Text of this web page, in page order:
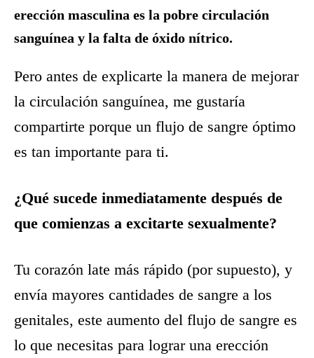
erección masculina es la pobre circulación
sanguínea y la falta de óxido nítrico.
Pero antes de explicarte la manera de mejorar
la circulación sanguínea, me gustaría
compartirte porque un flujo de sangre óptimo
es tan importante para ti.
¿Qué sucede inmediatamente después de
que comienzas a excitarte sexualmente?
Tu corazón late más rápido (por supuesto), y
envía mayores cantidades de sangre a los
genitales, este aumento del flujo de sangre es
lo que necesitas para lograr una erección